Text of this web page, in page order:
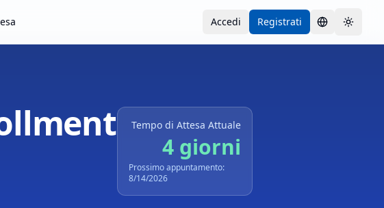
Accedi Registrati LinguaToggle
Tempo di Attesa Attuale
4 giorni
Prossimo appuntamento:
8/14/2026